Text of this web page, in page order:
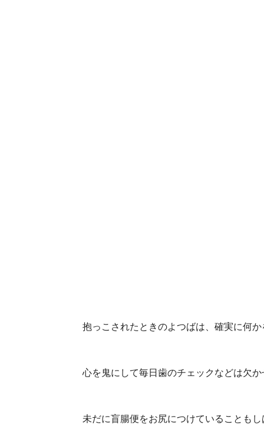
抱っこされたときのよつばは、確実に何
心を鬼にして毎日歯のチェックなどは欠
未だに盲腸便をお尻につけていることも